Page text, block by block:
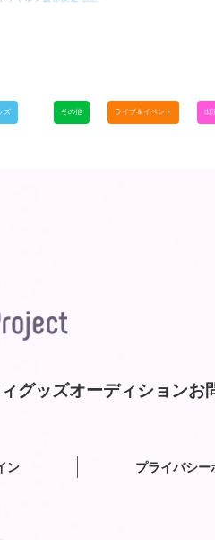
ズ その他 ライブ＆イベント 出
グッズオーディションお
ン プライバシー